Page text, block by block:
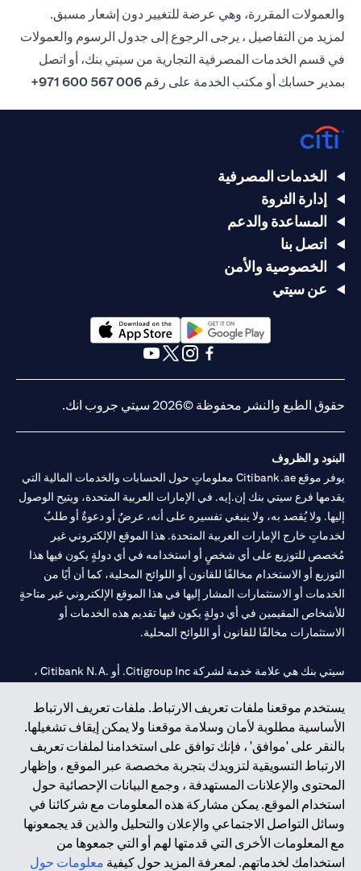
والعمولات المقررة، وهي عرضة للتغيير دون إشعار مسبق.
لمزيد من التفاصيل ، يرجى الرجوع إلى جدول الرسوم والعمولات
في قسم الخدمات المصرفية التجارية من سيتي بنك، أو اتصل
بمدير حسابك أو مكتب الخدمة على رقم 006 567 600 971+
يستخدم موقعنا ملفات تعريف الارتباط. ملفات تعريف الارتباط
الأساسية مطلوبة لأمان وسلامة موقعنا ولا يمكن إيقاف تشغيلها.
بالنقر على 'موافق' ، فإنك توافق على استخدامنا لملفات تعريف
الارتباط التسويقية لتزويدك بتجربة مخصصة عبر الموقع ، وإظهار
المحتوى والإعلانات المستهدفة ، وجمع البيانات الإحصائية حول
استخدام الموقع. يمكن مشاركة هذه المعلومات مع شركائنا في
وسائل التواصل الاجتماعي والإعلان والتحليل والذين قد يجمعونها
مع المعلومات الأخرى التي قدمتها لهم أو التي جمعوها من
استخدامك لخدماتهم. لمعرفة المزيد حول كيفية معلومات حول
الخدمات المصرفية
إدارة الثروة
المساعدة والدعم
اتصل بنا
الخصوصية والأمن
عن سيتي
(opens in a new tab)
حقوق الطبع والنشر محفوظة ©2026 سيتي جروب انك.
البنود و الظروف
يوفر موقع Citibank.ae معلوماتٍ حول الحسابات والخدمات المالية التي
يقدمها فرع سيتي بنك إن.إيه. في الإمارات العربية المتحدة، ويتيح الوصول
إليها. ولا يُقصد به، ولا ينبغي تفسيره على أنه، عرضٌ أو دعوةٌ أو طلبٌ
لخدماتٍ خارج الإمارات العربية المتحدة. هذا الموقع الإلكتروني غير
مُخصص للتوزيع على أي شخصٍ أو استخدامه في أي دولةٍ يكون فيها هذا
التوزيع أو الاستخدام مخالفًا للقانون أو اللوائح المحلية، كما أن أيًا من
الخدمات أو الاستثمارات المشار إليها في هذا الموقع الإلكتروني غير متاحةٍ
للأشخاص المقيمين في أي دولةٍ يكون فيها تقديم هذه الخدمات أو
الاستثمارات مخالفًا للقانون أو اللوائح المحلية.
سيتي بنك هي علامة خدمة لشركة Citigroup Inc. أو .Citibank N.A ،
سيتي بنك إن. إيه. الإمارات مسجل لدى مصرف الإمارات المركزي تحت
أرقام التراخيص 202563 لفرع الوصل في دبي، 531989 لفرع مول
الإمارات في دبي، وCN-1002019لفرع أبوظبي. هاتف: 4000 311 04.
فرع سيتي بنك إن إيه - الإمارات العربية المتحدة مرخص من مصرف
الإمارات العربية المتحدة المركزي كفرع لبنك أجنبي.
سيتي بنك إن إيه الإمارات العربية المتحدة مرخص من هيئة الأوراق المالية
والسلع في الإمارات العربية المتحدة ("SCA") للقيام بالنشاط المالي لـ أ)
الاستشارات المالية والتعريف والترويج بموجب ترخيص رقم